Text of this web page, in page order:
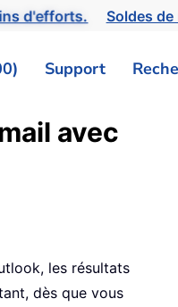
d'efforts. Soldes
Support
avec
les résultats
dès que vous